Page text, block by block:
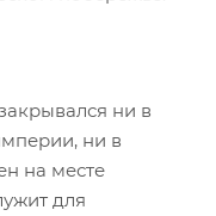
ни в
ни в
на месте
для